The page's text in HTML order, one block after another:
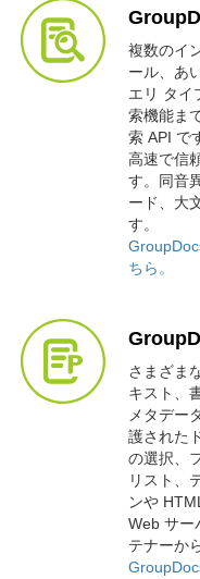
複数のイ
ール、あ
エリ タイ
索機能ま
索 API で
高速で信
す。同音
ード、大
す。
ちら。
さまざま
キスト、
メタデー
護された
の選択、
リスト、
ンや
Web サー
テナーか